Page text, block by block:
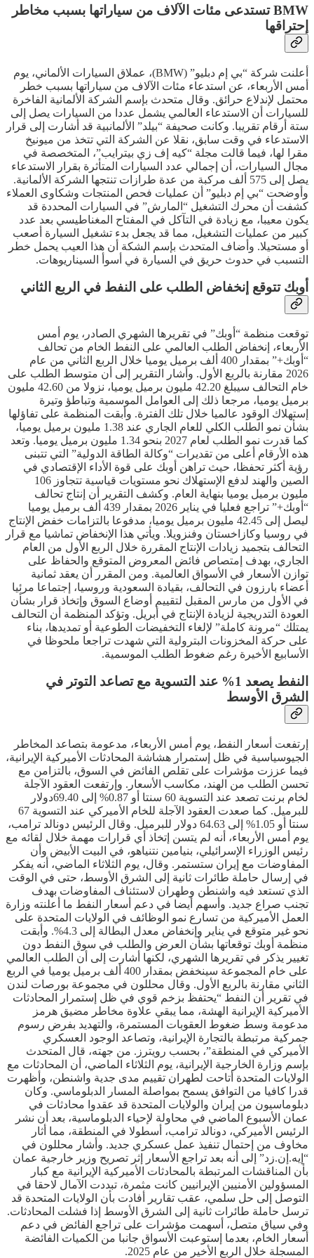
BMW تستدعى مئات الآلاف من سياراتها بسبب مخاطر
إحتراقها
أعلنت شركة “بي إم دبليو” (BMW)، عملاق السيارات الألماني، يوم
أمس الأربعاء، عن استدعاء مئات الآلاف من سياراتها بسبب خطر
محتمل لإندلاع حرائق. وقال متحدث بإسم الشركة الألمانية الفاخرة
للسيارات أن الاستدعاء العالمي يشمل عددا من السيارات يصل إلى
ستة أرقام تقريبا. وكانت صحيفة “بيلد” الألمانبية قد أشارت إلى قرار
الاستدعاء في وقت سابق، نقلا عن الشركة التي تتخذ من ميونيخ
مقرا لها، فيما قالت مجلة “كيه إف زي بيترايب”، المتخصصة في
مجال السيارات، أن إجمالي عدد السيارات المتأثرة بقرار الاستدعاء
يصل إلى 575 ألف مركبة من عدة طرازات تنتجها الشركة الألمانية.
وأوضحت “بي إم دبليو” أن عمليات فحص المنتجات وشكاوى العملاء
كشفت أن محرك التشغيل “المارش” في السيارات المحددة قد
يكون معيبا، مع زيادة في التآكل في المفتاح المغناطيسي بعد عدد
كبير من عمليات التشغيل، مما قد يجعل بدء تشغيل السيارة أصعب
أو مستحيلا. وأضاف المتحدث بإسم الشكة أن هذا العيب يحمل خطر
التسبب في حدوث حريق في السيارة في أسوأ السيناريوهات.
أوبك تتوقع إنخفاض الطلب على النفط في الربع الثاني
توقعت منظمة “أوبك” في تقريرها الشهري الصادر، يوم أمس
الأربعاء، إنخفاض الطلب العالمي على النفط الخام من تحالف
“أوبك+” بمقدار 400 ألف برميل يوميا خلال الربع الثاني من عام
2026 مقارنة بالربع الأول. وأشار التقرير إلى أن متوسط الطلب على
خام التحالف سيبلغ 42.20 مليون برميل يوميا، نزولا من 42.60 مليون
برميل يوميا، مرجعا ذلك إلى العوامل الموسمية وتباطؤ وتيرة
إستهلاك الوقود عالميا خلال تلك الفترة. وأبقت المنظمة على تفاؤلها
بشأن نمو الطلب الكلي للعام الجاري عند 1.38 مليون برميل يوميا،
كما قدرت نمو الطلب لعام 2027 بنحو 1.34 مليون برميل يوميا. وتعد
هذه الأرقام أعلى من تقديرات “وكالة الطاقة الدولية” التي تتبنى
رؤية أكثر تحفظا، حيث تراهن أوبك على قوة الأداء الإقتصادي في
الصين والهند لدفع الإستهلاك نحو مستويات قياسية تتجاوز 106
مليون برميل يوميا بنهاية العام. وكشف التقرير أن إنتاج تحالف
“أوبك+” تراجع فعليا في يناير 2026 بمقدار 439 ألف برميل يوميا
ليصل إلى 42.45 مليون برميل يوميا، مدفوعا بالتزامات خفض الإنتاج
في روسيا وكازاخستان وفنزويلا. ويأتي هذا الإنخفاض تماشيا مع قرار
التحالف بتجميد زيادات الإنتاج المقررة خلال الربع الأول من العام
الجاري، بهدف إمتصاص فائض المعروض المتوقع والحفاظ على
توازن الأسعار في الأسواق العالمية. ومن المقرر أن يعقد ثمانية
أعضاء بارزون في التحالف، بقيادة السعودية وروسيا، إجتماعا مرئيا
في الأول من مارس المقبل لتقييم أوضاع السوق وإتخاذ قرار بشأن
العودة التدريجية لزيادة الإنتاج في أبريل. وتؤكد المنظمة أن التحالف
يمتلك “مرونة كاملة” لإلغاء التخفيضات الطوعية أو تمديدها، بناء
على حركة المخزونات البترولية التي شهدت تراجعا ملحوظا في
الأسابيع الأخيرة رغم ضغوط الطلب الموسمية.
النفط يصعد 1% عند التسوية مع تصاعد التوتر في
الشرق الأوسط
إرتفعت أسعار النفط، يوم أمس الأربعاء، مدعومة بتصاعد المخاطر
الجيوسياسية في ظل إستمرار هشاشة المحادثات الأميركية الإيرانية،
فيما عززت مؤشرات على تقلص الفائض في السوق، بالتزامن مع
تحسن الطلب من الهند، مكاسب الأسعار. وإرتفعت العقود الآجلة
لخام برنت تصعد عند التسوية 60 سنتا أو 0.87% إلى 69.40دولار
للبرميل. كما صعدت العقود الآجلة للخام الأميركي عند التسوية 67
سنتا أو 1.05% إلى 64.63 دولار للبرميل. وقال الرئيس دونالد ترامب،
يوم أمس الأربعاء، أنه لم يتسن إتخاذ أي قرارات مهمة خلال لقائه مع
رئيس الوزراء الإسرائيلي، بنيامين نتنياهو، في البيت الأبيض وأن
المفاوضات مع إيران ستستمر. وقال، يوم الثلاثاء الماضي، أنه يفكر
في إرسال حاملة ​طائرات ثانية إلى الشرق الأوسط، حتى ​في الوقت
الذي تستعد فيه ​واشنطن وطهران لاستئناف المفاوضات بهدف
تجنب صراع جديد. وأسهم أيضا في دعم أسعار النفط ما أعلنته وزارة
العمل الأميركية من تسارع نمو الوظائف في الولايات المتحدة على
نحو غير متوقع في يناير وإنخفاض معدل البطالة إلى 4.3%. وأبقت
منظمة أوبك توقعاتها بشأن العرض والطلب في سوق النفط ​دون
تغيير يذكر في تقريرها ​الشهري، لكنها أشارت إلى أن الطلب العالمي
على خام المجموعة سينخفض بمقدار 400 ألف برميل يوميا في الربع
الثاني مقارنة بالربع الأول. وقال محللون في مجموعة بورصات لندن
في تقرير أن النفط “يحتفظ بزخم قوي في ظل إستمرار المحادثات
الأميركية الإيرانية الهشة، مما يبقي علاوة مخاطر مضيق هرمز
مدعومة وسط ضغوط العقوبات المستمرة، والتهديد بفرض رسوم
جمركية مرتبطة بالتجارة الإيرانية، وتصاعد الوجود العسكري
الأميركي في المنطقة”، بحسب رويترز. من جهته، قال المتحدث
بإسم وزارة الخارجية الإيرانية، يوم الثلاثاء الماضي، أن المحادثات مع
الولايات المتحدة أتاحت لطهران تقييم مدى جدية واشنطن، وأظهرت
قدرا كافيا من التوافق يسمح بمواصلة المسار الدبلوماسي. وكان
دبلوماسيون من إيران والولايات المتحدة قد عقدوا محادثات في
عمان الأسبوع الماضي في محاولة لإحياء الدبلوماسية، بعد أن نشر
الرئيس الأميركي، دونالد ترامب، أسطولا في المنطقة، مما أثار
مخاوف من إحتمال تنفيذ عمل عسكري جديد. وأشار محللون في
“إيه.إن.زد” إلى أنه بعد تراجع الأسعار إثر تصريح وزير خارجية عمان
بأن المناقشات المرتبطة بالمحادثات الأميركية الإيرانية مع كبار
المسؤولين الأمنيين الإيرانيين كانت مثمرة، تبددت الآمال لاحقا في
التوصل إلى حل سلمي، عقب تقارير أفادت بأن الولايات المتحدة قد
ترسل حاملة طائرات ثانية إلى الشرق الأوسط إذا فشلت المحادثات.
وفي سياق متصل، أسهمت مؤشرات على تراجع الفائض في دعم
أسعار الخام، بعدما إستوعبت الأسواق جانبا من الكميات الفائضة
المسجلة خلال الربع الأخير من عام 2025.